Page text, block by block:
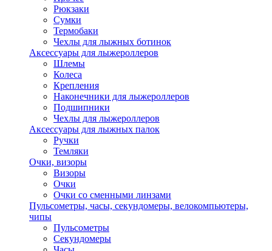
Рюкзаки
Сумки
Термобаки
Чехлы для лыжных ботинок
Аксессуары для лыжероллеров
Шлемы
Колеса
Крепления
Наконечники для лыжероллеров
Подшипники
Чехлы для лыжероллеров
Аксессуары для лыжных палок
Ручки
Темляки
Очки, визоры
Визоры
Очки
Очки со сменными линзами
Пульсометры, часы, секундомеры, велокомпьютеры,
чипы
Пульсометры
Секундомеры